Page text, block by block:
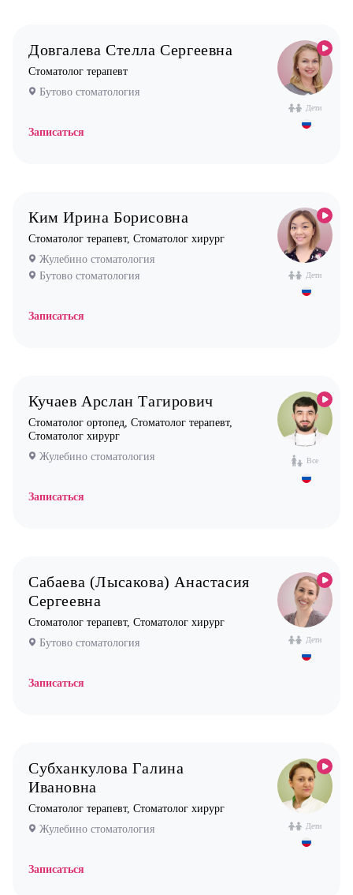
Врач УЗИ
Уролог
Фониатр
Дети
Довгалева Стелла Сергеевна
Стоматолог терапевт
Бутово стоматология
Записаться
Дети
Ким Ирина Борисовна
Стоматолог терапевт, Стоматолог хирург
Жулебино стоматология
Бутово стоматология
Записаться
Все
Кучаев Арслан Тагирович
Стоматолог ортопед, Стоматолог терапевт,
Стоматолог хирург
Жулебино стоматология
Записаться
Дети
Сабаева (Лысакова) Анастасия
Сергеевна
Стоматолог терапевт, Стоматолог хирург
Бутово стоматология
Записаться
Дети
Субханкулова Галина
Ивановна
Стоматолог терапевт, Стоматолог хирург
Жулебино стоматология
Записаться